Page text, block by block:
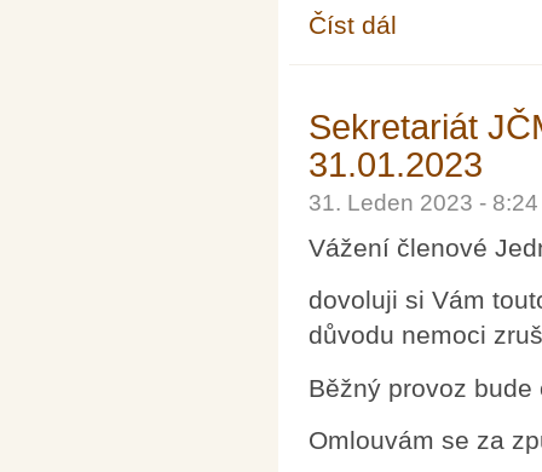
Číst dál
Sekretariát
31.01.2023
31. Leden 2023 -
Vážení členové
dovoluji si Vám
důvodu nemoci
Běžný provoz
Omlouvám se za